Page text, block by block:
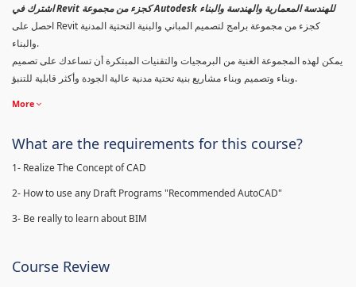
اشترك في Revit كجزء من مجموعة Autodesk للهندسة المعمارية والهندسة والبناء
احصل على Revit كجزء من مجموعة برامج لتصميم المباني والبنية التحتية المدنية
والبناء.
يمكن لهذه المجموعة الغنية من البرمجيات والتقنيات المبتكرة أن تساعدك على تصميم
وبناء وتصميم وبناء مشاريع بنية تحتية مدنية عالية الجودة وأكثر قابلية للتنبؤ.
More
What are the requirements for this course?
1- Realize The Concept of CAD
2- How to use any Draft Programs "Recommended AutoCAD"
3- Be really to learn about BIM
Course Review